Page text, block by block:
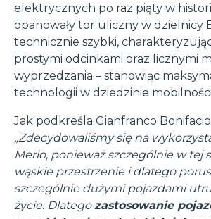
elektrycznych po raz piąty w
opanowały tor uliczny w dzielnicy
technicznie szybki,
prostymi odcinkami oraz licznymi
wyprzedzania – stanowiąc
technologii w dziedzinie
Jak podkreśla Gianfranco
„Zdecydowaliśmy się na
Merlo, ponieważ szczególnie w tej
wąskie przestrzenie i dlatego
szczególnie dużymi pojazdami
życie. Dlategozastosowanie